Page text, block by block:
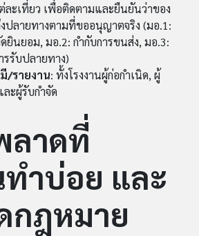
ละเที่ยว เพื่อติดตามและยืนยันว่าของ
งปลายทางตามที่ขออนุญาตจริง (มอ.1:
ยินยอม, มอ.2: กำกับการขนส่ง, มอ.3:
รับปลายทาง)
/รายงาน: ทั้งโรงงานผู้ก่อกำเนิด, ผู้
ะผู้รับกำจัด
าดที่
ทำบ่อย และ
กฎหมาย